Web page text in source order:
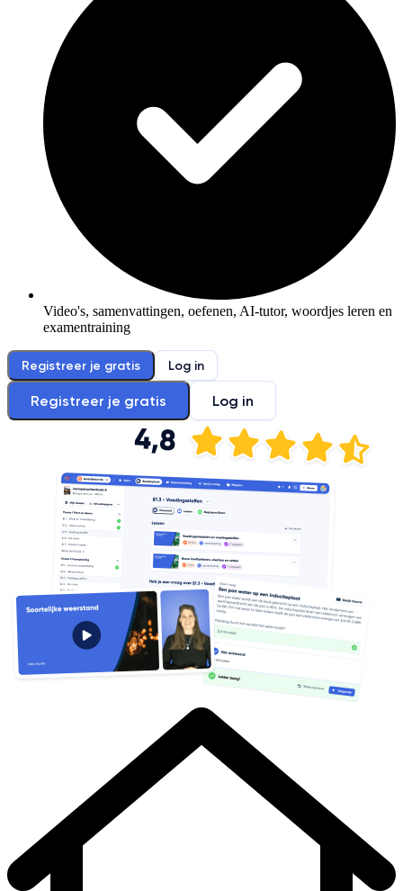
Video's, samenvattingen, oefenen, AI-tutor, woordjes leren en
examentraining
Registreer je gratis Log in
Registreer je gratis Log in